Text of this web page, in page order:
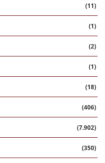
(11)
(1)
(2)
(1)
(18)
(406)
(7.902)
(350)